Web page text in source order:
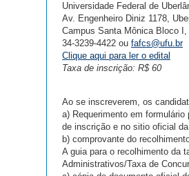
Universidade Federal de
Av. Engenheiro Diniz 1178,
Campus Santa Mônica Bloco I,
34-3239-4422 ou fafcs@ufu.br
Clique aqui para ler o edital
Taxa de inscrição: R$ 60
Ao se inscreverem, os
a) Requerimento em
de inscrição e no sitio oficial
b) comprovante do
A guia para o recolhimento da
Administrativos/Taxa de